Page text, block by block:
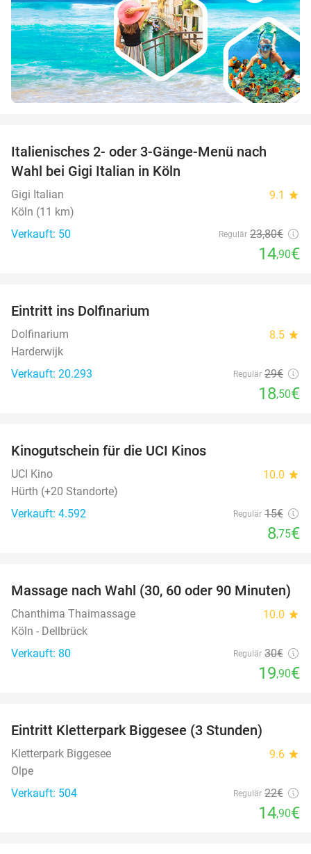
Italienisches 2- oder 3-Gänge-Menü nach
Wahl bei Gigi Italian in Köln
Gigi Italian 9.1 star
Köln (11 km)
Verkauft: 50
Regulär 23,80€
14,90€
Eintritt ins Dolfinarium
Dolfinarium 8.5 star
Harderwijk
Verkauft: 20.293
Regulär 29€
18,50€
Kinogutschein für die UCI Kinos
UCI Kino 10.0 star
Hürth (+20 Standorte)
Verkauft: 4.592
Regulär 15€
8,75€
34%
Massage nach Wahl (30, 60 oder 90 Minuten)
Chanthima Thaimassage 10.0 star
Köln - Dellbrück
Verkauft: 80
Regulär 30€
19,90€
Eintritt Kletterpark Biggesee (3 Stunden)
Kletterpark Biggesee 9.6 star
Olpe
Verkauft: 504
Regulär 22€
14,90€